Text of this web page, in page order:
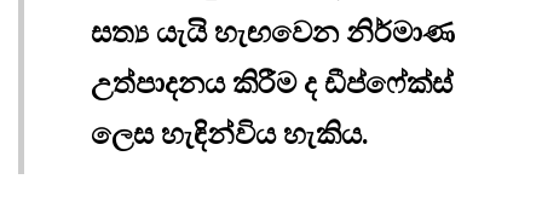
සත්‍ය යැයි හැඟවෙන නිර්මාණ
උත්පාදනය කිරීම ද ඩීප්ෆේක්ස්
ලෙස හැඳින්විය හැකිය.